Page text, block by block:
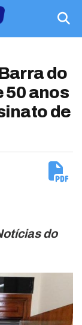
do
50 anos
de
do